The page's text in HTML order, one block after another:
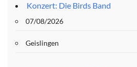
Konzert: Die Birds Band
07/08/2026
Geislingen